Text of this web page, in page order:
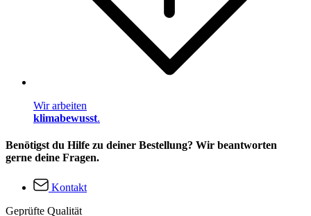
Wir arbeiten
klimabewusst.
Benötigst du Hilfe zu deiner Bestellung? Wir beantworten
gerne deine Fragen.
Kontakt
Geprüfte Qualität